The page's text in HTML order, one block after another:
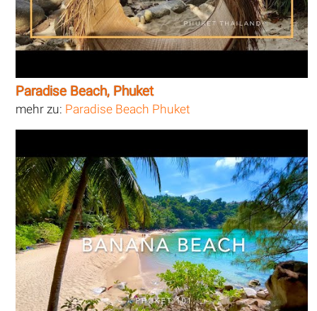
Paradise Beach, Phuket
mehr zu: Paradise Beach Phuket